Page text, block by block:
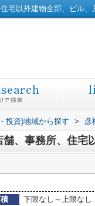
投資)地域から探す > 彦
、事務所、住
下限なし～上限なし